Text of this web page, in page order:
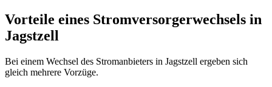
Vorteile eines Stromversorgerwechsels in
Jagstzell
Bei einem Wechsel des Stromanbieters in Jagstzell ergeben sich
gleich mehrere Vorzüge.